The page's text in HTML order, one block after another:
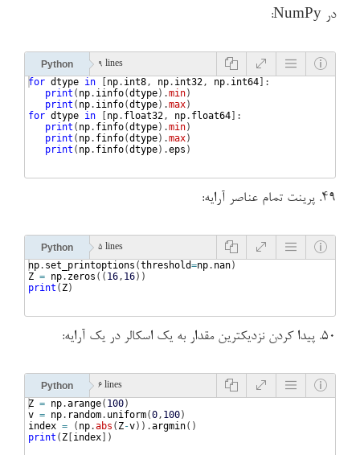
در NumPy:
Python 9 lines
for dtype in np. int8, np. int32, np. int64
:
print ( np. iinfo(dtype) .min)
print ( np. iinfo(dtype) .max)
for dtype in np. float32, np. float64
:
print ( np. finfo(dtype) .min)
print ( np. finfo(dtype) .max)
print ( np. finfo(dtype) .eps )
۴۹. پرینت تمام عناصر آرایه:
Python 5 lines
np. set_printoptions (threshold=np. nan)
Z = np. zeros (( 16, 16))
print ( Z)
۵۰. پیدا کردن نزدیکترین مقدار به یک اسکالر در یک آرایه:
Python 6 lines
Z = np.arange( 100)
v = np. random. uniform(0 , 100)
index = ( np.abs ( Z-v)) .argmin( )
print ( Z [index])